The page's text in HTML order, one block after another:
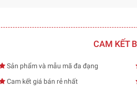
CAM KẾT
Sản phẩm và mẫu mã đa đạng
Cam kết giá bán rẻ nhất